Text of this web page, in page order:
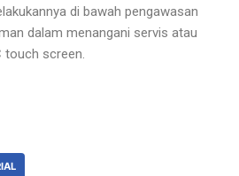
di bawah pengawasan
dalam menangani servis atau
touch screen.